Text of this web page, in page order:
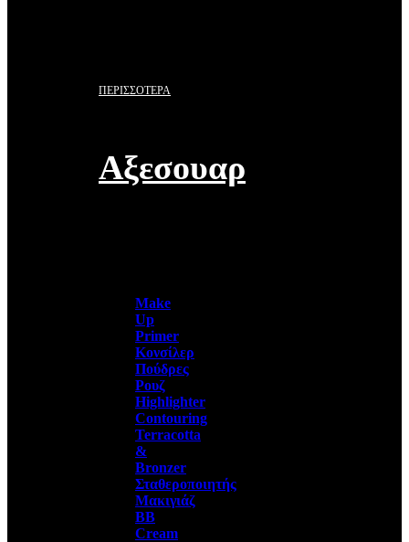
ΠΕΡΙΣΣΟΤΕΡΑ
Αξεσουαρ
Make
Up
Primer
Κονσίλερ
Πούδρες
Ρουζ
Highlighter
Contouring
Terracotta
&
Bronzer
Σταθεροποιητής
Μακιγιάζ
BB
Cream